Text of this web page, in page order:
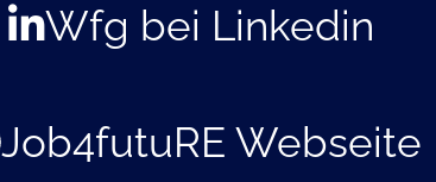
Wfg bei Linkedin
Job4futuRE Webseite